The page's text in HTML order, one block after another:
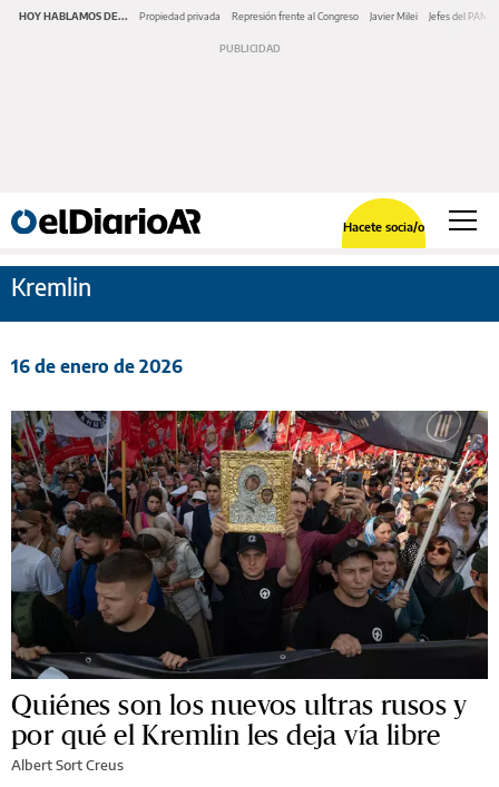
HOY HABLAMOS DE... Propiedad privada Represión frente al Congreso Javier Milei Jefes del PAMI
Hacete socia/o
Kremlin
16 de enero de 2026
Quiénes son los nuevos ultras rusos y
por qué el Kremlin les deja vía libre
Albert Sort Creus